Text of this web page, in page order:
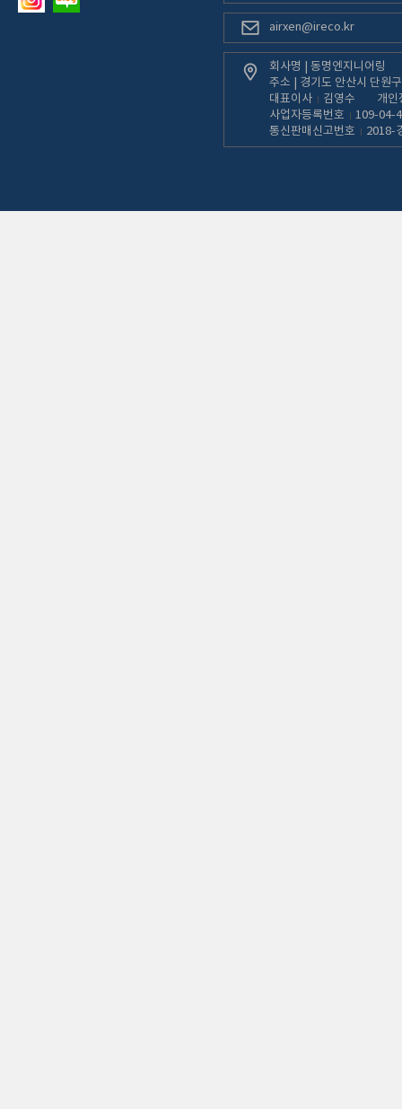
airxen@ireco.kr
회사명 | 동명엔지니어링
주소 | 경기도 안산시 단원
대표이사
김영수
개인
사업자등록번호
109-04-
통신판매신고번호
2018-